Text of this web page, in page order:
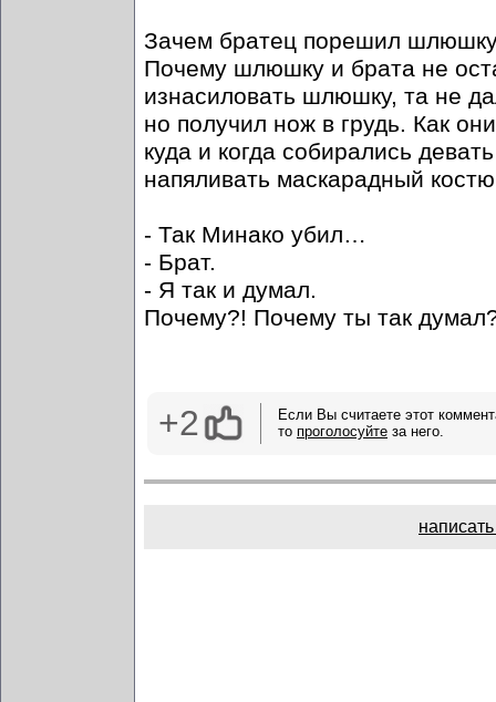
Зачем братец порешил
Почему шлюшку и брата не
изнасиловать шлюшку, та не
но получил нож в грудь. Как
куда и когда собирались
напяливать маскарадный
- Так Минако убил…
- Брат.
- Я так и думал.
Почему?! Почему ты так
+2
Если Вы считаете этот
то проголосуйте за него.